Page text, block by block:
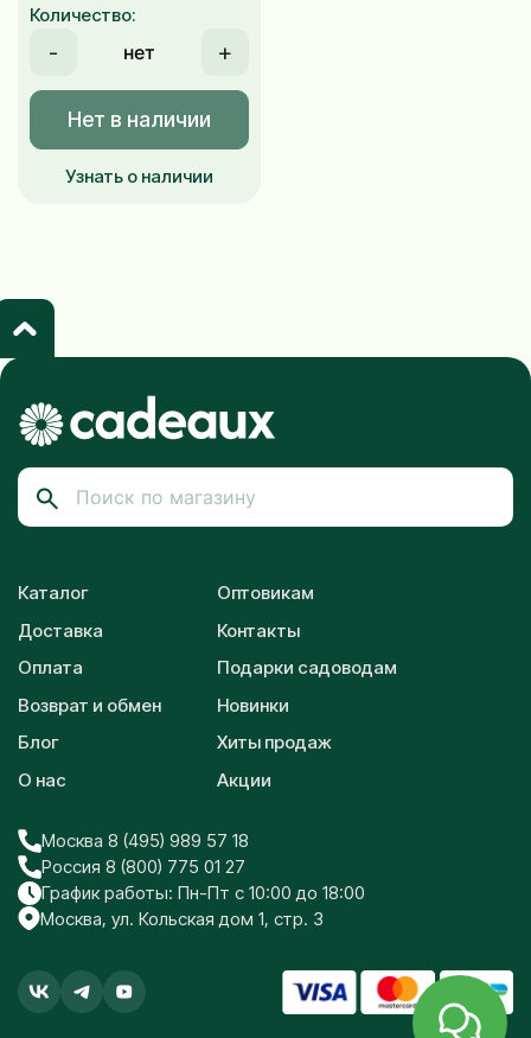
Количество:
- +
Нет в наличии
Узнать о наличии
Каталог
Доставка
Оплата
Возврат и обмен
Блог
О нас
Оптовикам
Контакты
Подарки садоводам
Новинки
Хиты продаж
Акции
Москва 8 (495) 989 57 18
Россия 8 (800) 775 01 27
График работы: Пн-Пт с 10:00 до 18:00
Москва, ул. Кольская дом 1, стр. 3